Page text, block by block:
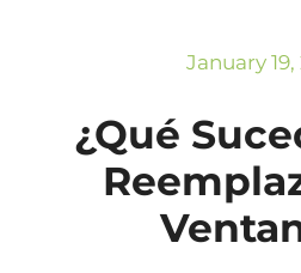
January
¿Qué